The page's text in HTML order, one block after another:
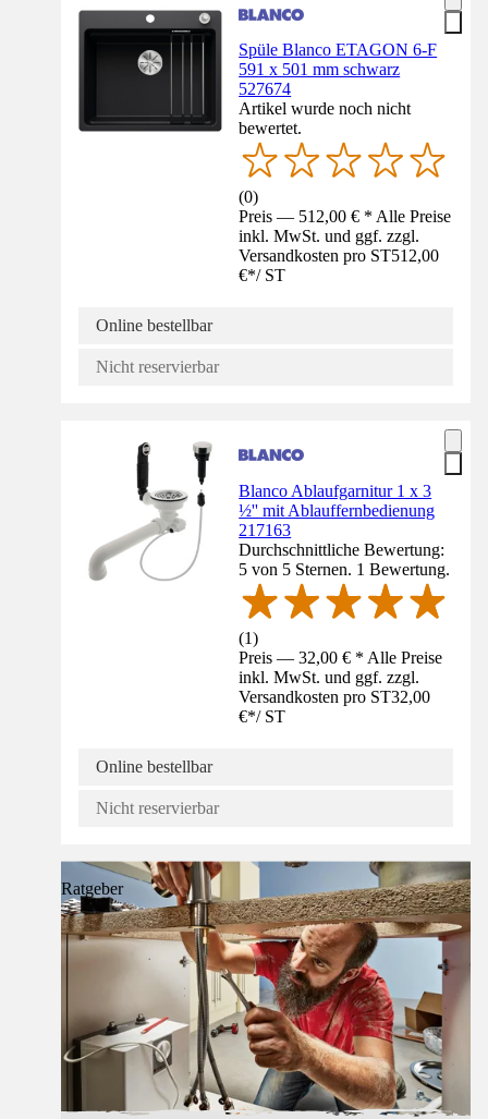
Spüle Blanco ETAGON 6-F
591 x 501 mm schwarz
527674
Artikel wurde noch nicht
bewertet.
(0)
Preis — 512,00 € * Alle Preise
inkl. MwSt. und ggf. zzgl.
Versandkosten pro ST512,00
€*/ ST
Online bestellbar
Nicht reservierbar
Blanco Ablaufgarnitur 1 x 3
½'' mit Ablauffernbedienung
217163
Durchschnittliche Bewertung:
5 von 5 Sternen. 1 Bewertung.
(1)
Preis — 32,00 € * Alle Preise
inkl. MwSt. und ggf. zzgl.
Versandkosten pro ST32,00
€*/ ST
Online bestellbar
Nicht reservierbar
Ratgeber